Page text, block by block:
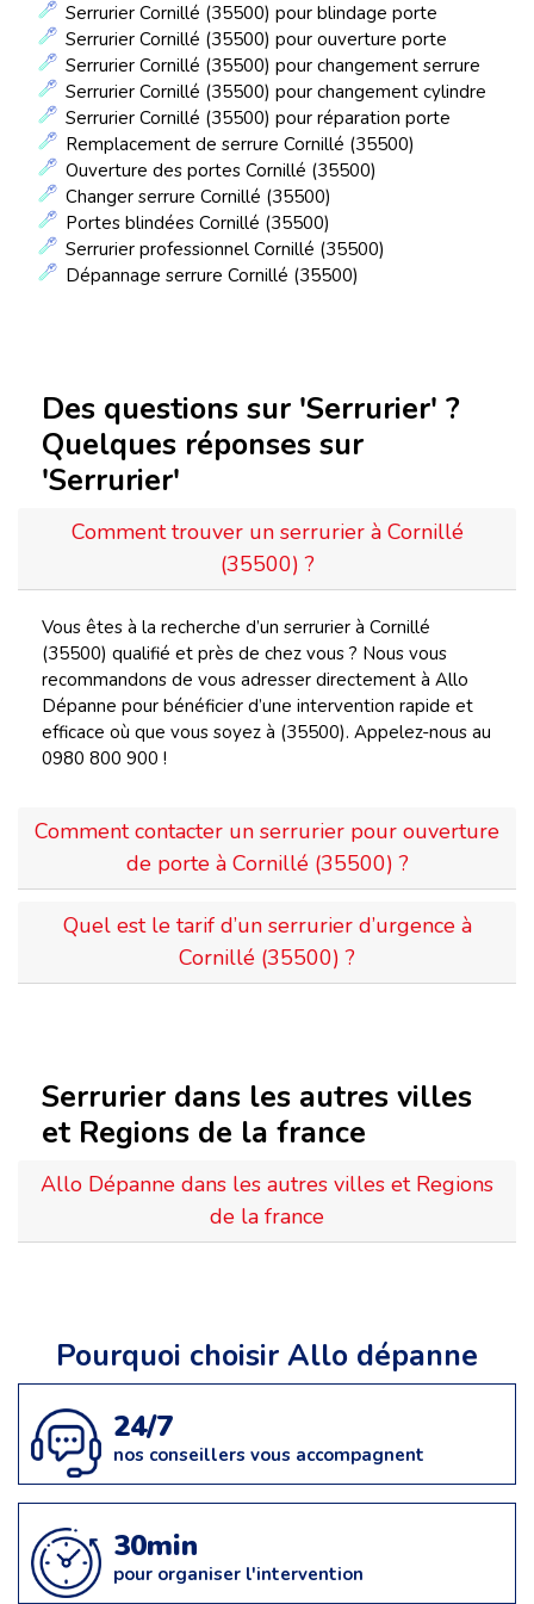
Serrurier Cornillé (35500) pour blindage porte
Serrurier Cornillé (35500) pour ouverture porte
Serrurier Cornillé (35500) pour changement serrure
Serrurier Cornillé (35500) pour changement cylindre
Serrurier Cornillé (35500) pour réparation porte
Remplacement de serrure Cornillé (35500)
Ouverture des portes Cornillé (35500)
Changer serrure Cornillé (35500)
Portes blindées Cornillé (35500)
Serrurier professionnel Cornillé (35500)
Dépannage serrure Cornillé (35500)
Des questions sur 'Serrurier' ?
Quelques réponses sur
'Serrurier'
Comment trouver un serrurier à Cornillé
(35500) ?
Vous êtes à la recherche d’un serrurier à Cornillé
(35500) qualifié et près de chez vous ? Nous vous
recommandons de vous adresser directement à Allo
Dépanne pour bénéficier d’une intervention rapide et
efficace où que vous soyez à (35500). Appelez-nous au
0980 800 900 !
Comment contacter un serrurier pour ouverture
de porte à Cornillé (35500) ?
Quel est le tarif d’un serrurier d’urgence à
Cornillé (35500) ?
Serrurier dans les autres villes
et Regions de la france
Allo Dépanne dans les autres villes et Regions
de la france
Pourquoi choisir Allo dépanne
24/7
nos conseillers vous accompagnent
30min
pour organiser l'intervention